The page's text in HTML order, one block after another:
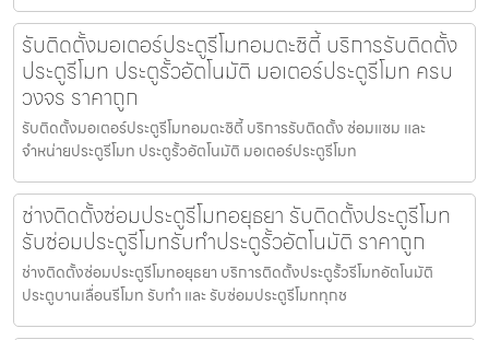
รับติดตั้งมอเตอร์ประตูรีโมทอมตะซิตี้ บริการรับติดตั้ง
ประตูรีโมท ประตูรั้วอัตโนมัติ มอเตอร์ประตูรีโมท ครบ
วงจร ราคาถูก
รับติดตั้งมอเตอร์ประตูรีโมทอมตะซิตี้ บริการรับติดตั้ง ซ่อมแซม และ
จำหน่ายประตูรีโมท ประตูรั้วอัตโนมัติ มอเตอร์ประตูรีโมท
ช่างติดตั้งซ่อมประตูรีโมทอยุธยา รับติดตั้งประตูรีโมท
รับซ่อมประตูรีโมทรับทำประตูรั้วอัตโนมัติ ราคาถูก
ช่างติดตั้งซ่อมประตูรีโมทอยุธยา บริการติดตั้งประตูรั้วรีโมทอัตโนมัติ
ประตูบานเลื่อนรีโมท รับทำ และ รับซ่อมประตูรีโมททุกช